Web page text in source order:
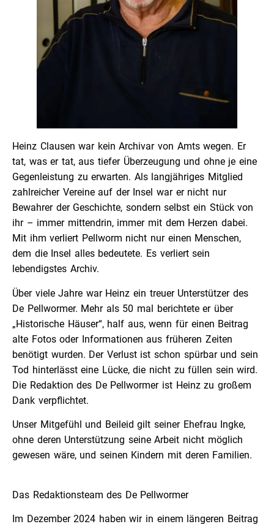
Heinz Clausen war kein Archivar von Amts wegen. Er
tat, was er tat, aus tiefer Überzeugung und ohne je eine
Gegenleistung zu erwarten. Als langjähriges Mitglied
zahlreicher Vereine auf der Insel war er nicht nur
Bewahrer der Geschichte, sondern selbst ein Stück von
ihr – immer mittendrin, immer mit dem Herzen dabei.
Mit ihm verliert Pellworm nicht nur einen Menschen,
dem die Insel alles bedeutete. Es verliert sein
lebendigstes Archiv.
Über viele Jahre war Heinz ein treuer Unterstützer des
De Pellwormer. Mehr als 50 mal berichtete er über
„Historische Häuser“, half aus, wenn für einen Beitrag
alte Fotos oder Informationen aus früheren Zeiten
benötigt wurden. Der Verlust ist schon spürbar und sein
Tod hinterlässt eine Lücke, die nicht zu füllen sein wird.
Die Redaktion des De Pellwormer ist Heinz zu großem
Dank verpflichtet.
Unser Mitgefühl und Beileid gilt seiner Ehefrau Ingke,
ohne deren Unterstützung seine Arbeit nicht möglich
gewesen wäre, und seinen Kindern mit deren Familien.
Das Redaktionsteam des De Pellwormer
Im Dezember 2024 haben wir in einem längeren Beitrag